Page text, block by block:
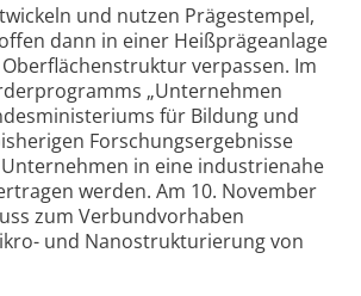
und nutzen Präge­stempel,
dann in einer Heiß­präge­anlage
verpassen. Im
„Unter­nehmen
für Bildung und
Forschungs­ergebnisse
in eine industrie­nahe
werden. Am 10. November
zum Verbund­vorhaben
und Nano­strukturierung von